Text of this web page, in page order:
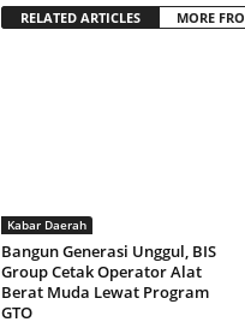
RELATED ARTICLES MORE
Kabar Daerah
Bangun Generasi Unggul, BIS
Group Cetak Operator Alat
Berat Muda Lewat Program
GTO